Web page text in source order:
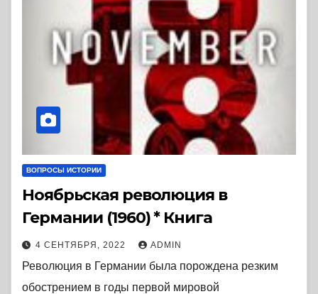
ВОПРОСЫ ИСТОРИИ
Ноябрьская революция в
Германии (1960) * Книга
4 СЕНТЯБРЯ, 2022 ADMIN
Революция в Германии была порождена резким
обострением в годы первой мировой